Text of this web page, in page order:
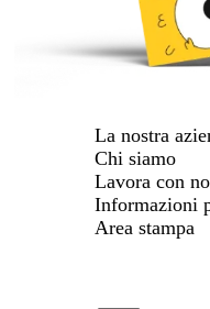
La nostra
Chi siamo
Lavora con
Informazioni
Area stampa